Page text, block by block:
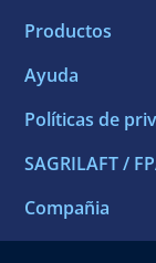
Productos
Ayuda
Políticas de
SAGRILAFT /
Compañia